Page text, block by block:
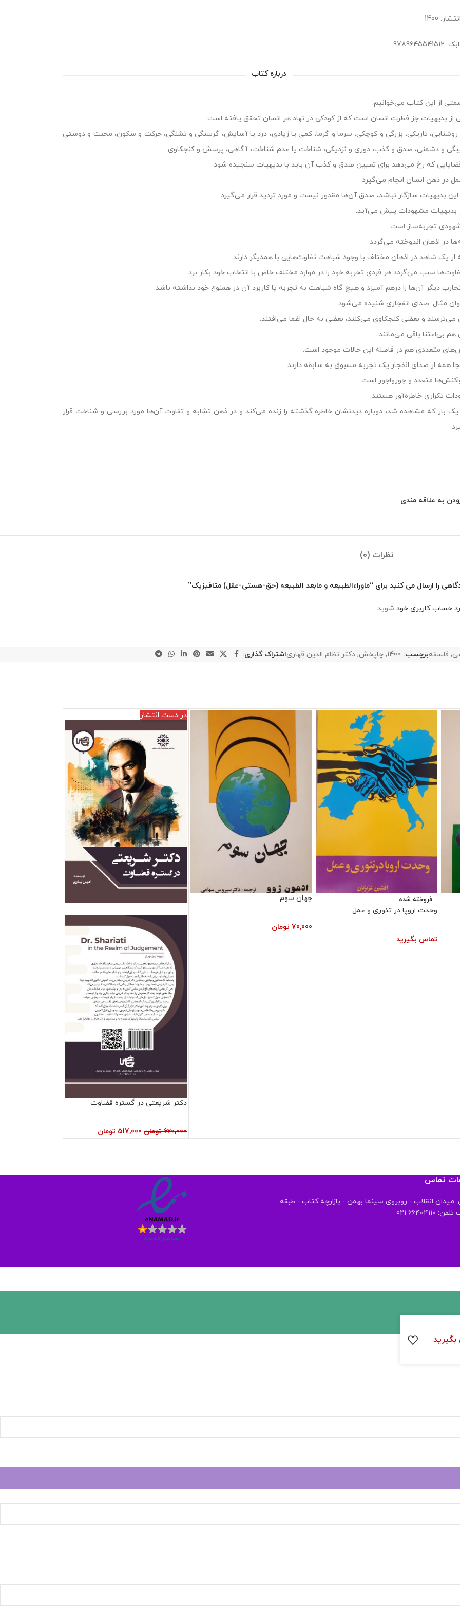
1400
درباره کتاب
از این کتاب می‌خوانیم:
از بدیهیات جز فطرت انسان است که از کودکی در نهاد هر انسان تحقق یافته است.
روشنایی، تاریکی، بزرگی و کوچکی، سرما و گرما، کمی یا زیادی، درد یا آسایش، گرسنگی و تشنگی، حرکت و سکون، محبت و دوستی
و دشمنی، صدق و کذب، دوری و نزدیکی، شناخت یا عدم شناخت، آگاهی، پرسش و کنجکاوی.
که رخ می‌دهد برای تعیین صدق و کذب آن باید با بدیهیات سنجیده شود.
در ذهن انسان انجام می‌گیرد.
این بدیهیات سازگار نباشد، صدق آن‌ها مقدور نیست و مورد تردید قرار می‌گیرد.
بدیهیات مشهودات پیش می‌آید.
تجربه‌ساز است.
در اذهان اندوخته می‌گردد.
از یک شاهد در اذهان مختلف با وجود شباهت تفاوت‌هایی با همدیگر دارند.
سبب می‌گردد هر فردی تجربه خود را در موارد مختلف خاص با انتخاب خود بکار برد.
تجارب دیگر آن‌ها را درهم آمیزد و هیچ گاه شباهت به تجربه یا کاربرد آن در همنوع خود نداشته باشد.
مثال: صدای انفجاری شنیده می‌شود.
می‌ترسند و بعضی کنجکاوی می‌کنند، بعضی به حال اغما می‌افتند.
بی‌اعتنا باقی می‌مانند.
متعددی هم در فاصله این حالات موجود است.
همه از صدای انفجار یک تجربه مسبوق به سابقه دارند.
متعدد و جورواجور است.
تکراری خاطره‌آور هستند.
یک بار که مشاهده شد، دوباره دیدنشان خاطره گذشته را زنده می‌کند و در ذهن تشابه و تفاوت آن‌ها مورد بررسی و شناخت قرار
به علاقه مندی
نظرات (0)
را ارسال می کنید برای “ماوراءالطبیعه و مابعد الطبیعه (حق-هستی-عقل) متافیزیک”
حساب کاربری خود شوید.
, فلسفهبرچسب: 1400
, چاپخش, دکتر نظام الدین قهاریاشتراک گذاری:
فروخته شده
وحدت اروپا در تئوری و عمل
تماس بگیرید
جهان سوم
70,000 تومان
در دست انتشار
دکتر شریعتی در گستره قضاوت
620,000 تومان 517,000 تومان
تماس
میدان انقلاب - روبروی سینما بهمن - بازارچه کتاب - طبقه
021